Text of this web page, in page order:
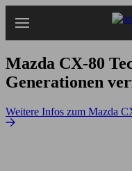
Hauptinhalt
Mazda CX-80
Generationen
Weitere Infos zum Mazda